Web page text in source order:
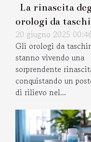
La rinascita
orologi da
nel design
moderno
20 giugno 2025
Gli orologi da
stanno vivendo una
sorprendente
conquistando un
di rilievo nel...